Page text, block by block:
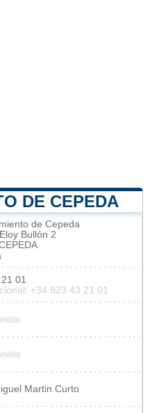
DE CEPEDA
de Cepeda
Bullón 2
01
+34 923 43 21 01
Martin Curto